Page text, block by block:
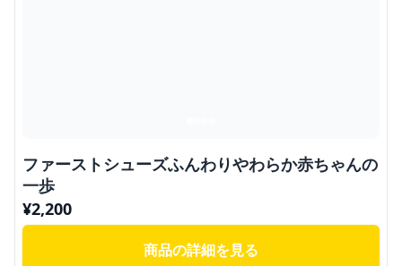
ファーストシューズふんわりやわらか赤ちゃんの
一歩
¥2,200
商品の詳細を見る